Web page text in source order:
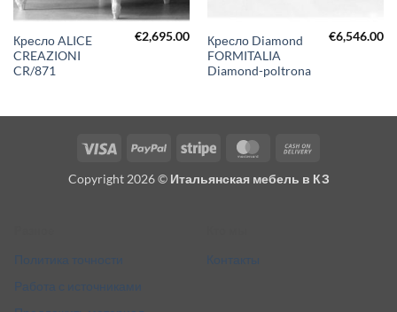
Кресло ALICE
CREAZIONI
CR/871
€2,695.00
Кресло Diamond
FORMITALIA
Diamond-poltrona
€6,546.00
Visa PayPal Stripe MasterCard
Delivery
Copyright 2026 © Итальянская мебель в КЗ
Политика точности
Работа с источниками
Контакты